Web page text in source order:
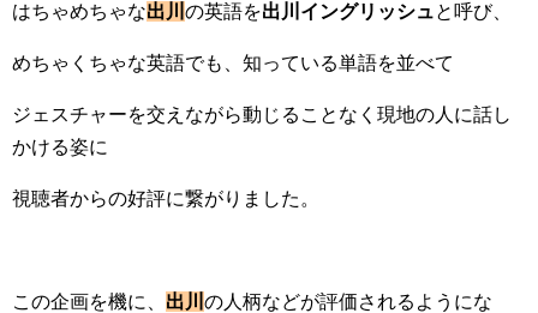
はちゃめちゃな出川 の英語を出川イングリッシュと呼び、
めちゃくちゃな英語でも、知っている単語を並べて
ジェスチャーを交えながら動じることなく現地の人に話し
かける姿に
視聴者からの好評に繋がりました。
この企画を機に、 出川 の人柄などが評価されるようにな